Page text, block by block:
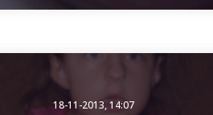
18-11-2013, 14:07